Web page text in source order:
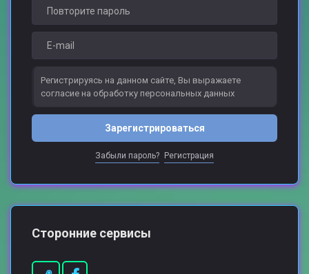
Регистрируясь на данном сайте, Вы выражаете
согласие на обработку персональных данных
Зарегистрироваться
Забыли пароль? Регистрация
Сторонние сервисы